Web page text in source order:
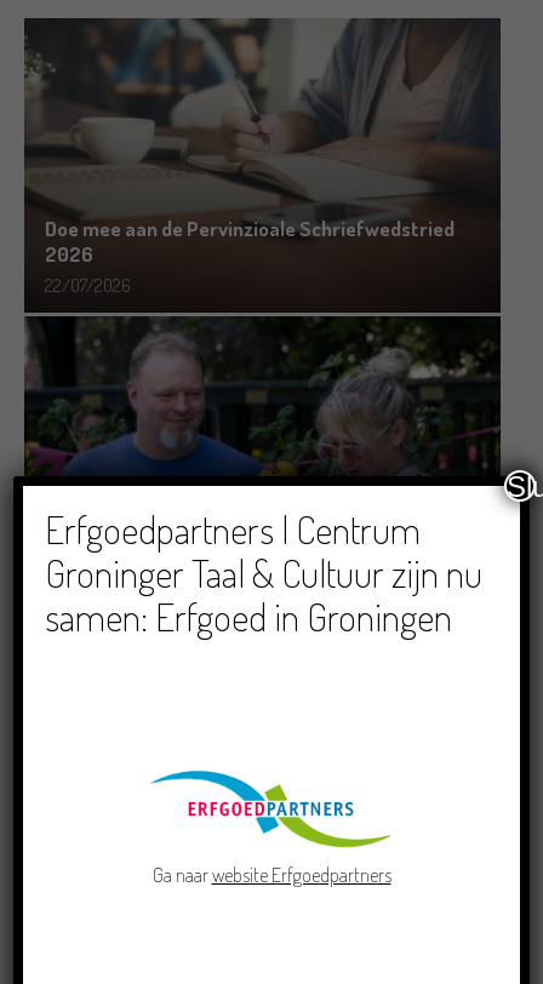
Doe mee aan de Pervinzioale Schriefwedstried
2026
22/07/2026
Dichters in de Prinsentuin: Verslag Zomor Wat
Ommaans
29/06/2026
Crowdfunding voor bijzonder kinderboek met
Erfgoedpartners | Centrum
Groninger Taal & Cultuur zijn nu
samen: Erfgoed in Groningen
Ga naarwebsite Erfgoedpartners